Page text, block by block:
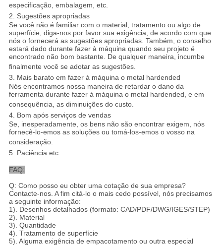
especificação, embalagem, etc.
2. Sugestões apropriadas
Se você não é familiar com o material, tratamento ou algo de
superfície, diga-nos por favor sua exigência, de acordo com que
nós o fornecerá as sugestões apropriadas. Também, o conselho
estará dado durante fazer à máquina quando seu projeto é
encontrado não bom bastante. De qualquer maneira, incumbe
finalmente você se adotar as sugestões.
3. Mais barato em fazer à máquina o metal hardended
Nós encontramos nossa maneira de retardar o dano da
ferramenta durante fazer à máquina o metal hardended, e em
consequência, as diminuições do custo.
4. Bom após serviços de vendas
Se, inesperadamente, os bens não são encontrar exigem, nós
fornecê-lo-emos as soluções ou tomá-los-emos o vosso na
consideração.
5. Paciência etc.
FAQ:
Q: Como posso eu obter uma cotação de sua empresa?
Contacte-nos. A fim citá-lo o mais cedo possível, nós precisamos
a seguinte informação:
1). Desenhos detalhados (formato: CAD/PDF/DWG/IGES/STEP)
2). Material
3). Quantidade
4). Tratamento de superfície
5). Alguma exigência de empacotamento ou outra especial